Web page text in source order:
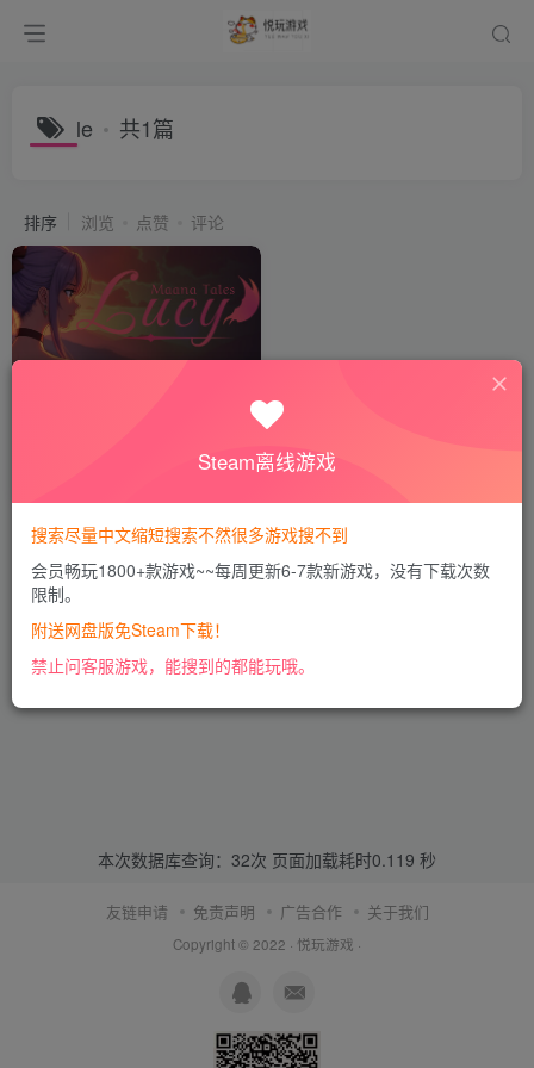
le 共1篇
排序 浏览 点赞 评论
本次数据库查询：32次 页面加载耗时0.119 秒
友链申请 免责声明 广告合作 关于我们
Copyright © 2022 · 悦玩游戏 ·
Steam离线游戏
搜索尽量中文缩短搜索不然很多游戏搜不到
会员畅玩1800+款游戏~~每周更新6-7款新游戏，没有下载次数
限制。
附送网盘版免Steam下载！
禁止问客服游戏，能搜到的都能玩哦。